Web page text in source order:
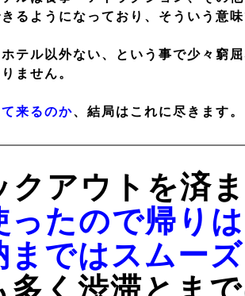
るようになっており、そういう意
テル以外ない、という事で少々窮
ません。
来るのか、結局はこれに尽きます。
クアウトを済
ったので帰り
まではスムーズ